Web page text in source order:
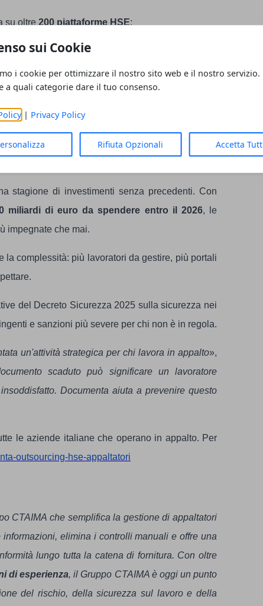
sui Cookie
i cookie per ottimizzare il nostro sito web e il nostro servizio.
a quali categorie dare il tuo consenso.
| Privacy Policy
Rifiuta Opzionali Accetta
su oltre 200 piattaforme HSE;
con i lavoratori;
alert automatici;
l'azienda e le sue specificità;
sullo stato documentale.
aziendali esistenti, con tempi di avvio rapidi.
stagione di investimenti senza precedenti. Con
miliardi di euro da spendere entro il 2026, le
impegnate che mai.
la complessità: più lavoratori da gestire, più portali
del Decreto Sicurezza 2025 sulla sicurezza nei
e sanzioni più severe per chi non è in regola.
un'attività strategica per chi lavora in appalto»,
scaduto può significare un lavoratore
Documenta aiuta a prevenire questo
le aziende italiane che operano in appalto. Per
outsourcing-hse-appaltatori
CTAIMA che semplifica la gestione di appaltatori
elimina i controlli manuali e offre una
lungo tutta la catena di fornitura. Con oltre
di esperienza, il Gruppo CTAIMA è oggi un punto
del rischio, della sicurezza sul lavoro e della